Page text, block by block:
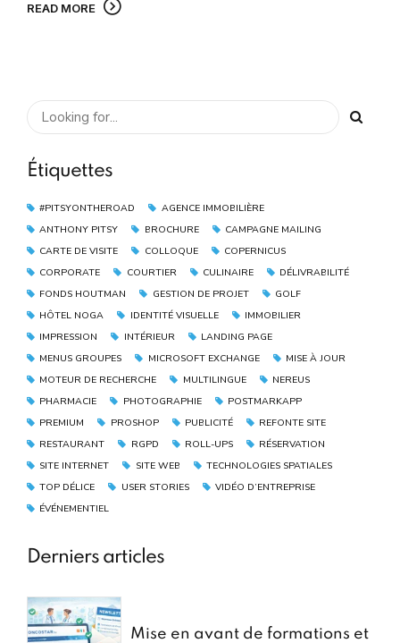
READ MORE
Étiquettes
#PITSYONTHEROAD
AGENCE IMMOBILIÈRE
ANTHONY PITSY
BROCHURE
CAMPAGNE MAILING
CARTE DE VISITE
COLLOQUE
COPERNICUS
CORPORATE
COURTIER CULINAIRE
DÉLIVRABILITÉ
FONDS HOUTMAN
GESTION DE PROJET
GOLF
HÔTEL NOGA
IDENTITÉ VISUELLE
IMMOBILIER
IMPRESSION
INTÉRIEUR
LANDING PAGE
MENUS GROUPES
MICROSOFT EXCHANGE
MISE À JOUR
MOTEUR DE RECHERCHE
MULTILINGUE
NEREUS
PHARMACIE
PHOTOGRAPHIE
POSTMARKAPP
PREMIUM
PROSHOP PUBLICITÉ
REFONTE SITE
RESTAURANT
RGPD ROLL-UPS
RÉSERVATION
SITE INTERNET
SITE WEB
TECHNOLOGIES SPATIALES
TOP DÉLICE
USER STORIES
VIDÉO D’ENTREPRISE
ÉVÉNEMENTIEL
Derniers articles
Mise en avant de formations et